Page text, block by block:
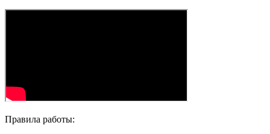
Правила работы: